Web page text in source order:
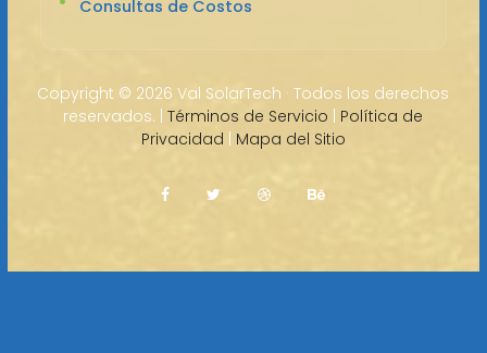
Consultas de Costos
Copyright © 2026 Val SolarTech · Todos los derechos
reservados. |Términos de Servicio | Política de
Privacidad | Mapa del Sitio